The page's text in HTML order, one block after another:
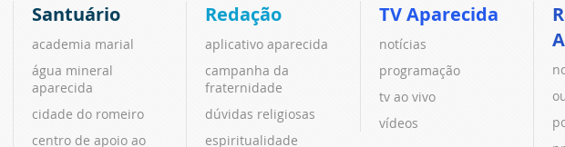
Santuário
academia marial
água mineral
aparecida
cidade do romeiro
centro de apoio ao
Redação
aplicativo aparecida
campanha da
fraternidade
dúvidas religiosas
espiritualidade
TV Aparecida
notícias
programação
tv ao vivo
vídeos